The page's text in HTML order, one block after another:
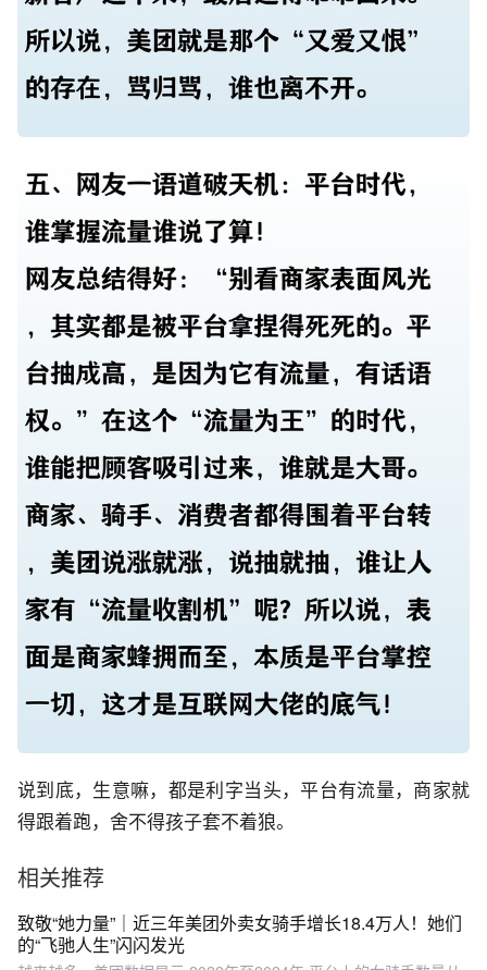
说到底，生意嘛，都是利字当头，平台有流量，商家就
得跟着跑，舍不得孩子套不着狼。
相关推荐
致敬“她力量”｜近三年美团外卖女骑手增长18.4万人！她们
的“飞驰人生”闪闪发光